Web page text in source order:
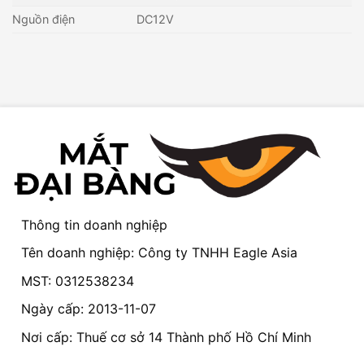
Nguồn điện
DC12V
Thông tin doanh nghiệp
Tên doanh nghiệp: Công ty TNHH Eagle Asia
MST: 0312538234
Ngày cấp: 2013-11-07
Nơi cấp: Thuế cơ sở 14 Thành phố Hồ Chí Minh